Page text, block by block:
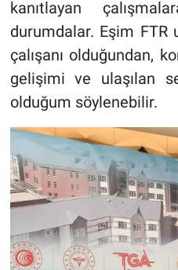
kanıtlayan
durumdalar. Eşim FTR
çalışanı olduğundan,
gelişimi ve ulaşılan
olduğum söylenebilir.